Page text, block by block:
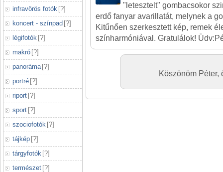
infravörös fotók [?]
koncert - színpad [?]
légifotók [?]
makró [?]
panoráma [?]
portré [?]
riport [?]
sport [?]
szociofotók [?]
tájkép [?]
tárgyfotók [?]
természet [?]
"letesztelt" gombacsokor
erdő fanyar avarillatát, melynek a
Kitűnően szerkesztett kép, remek
színharmóniával. Gratulálok!
Köszönöm Péter,